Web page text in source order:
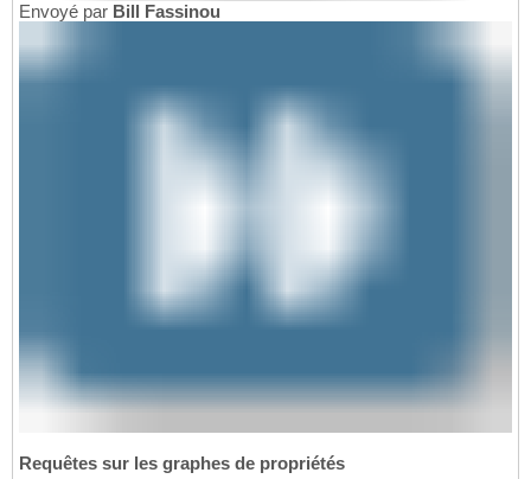
Envoyé par Bill Fassinou
Requêtes sur les graphes de propriétés